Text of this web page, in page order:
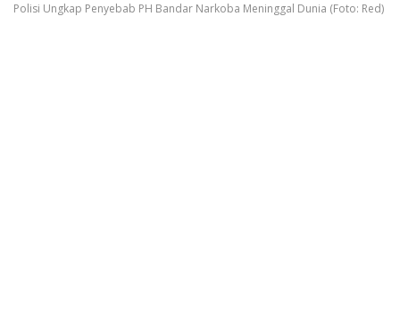
Polisi Ungkap Penyebab PH Bandar Narkoba Meninggal Dunia (Foto: Red)